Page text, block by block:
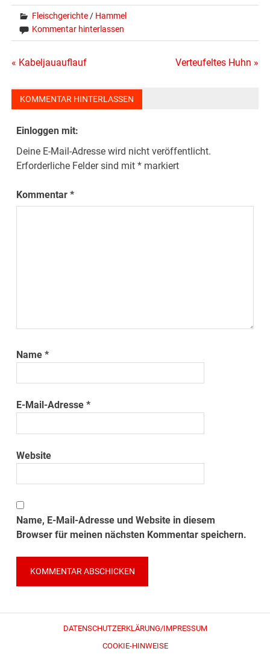
Fleischgerichte / Hammel
Kommentar hinterlassen
Beitragsnavigation
« Kabeljauauflauf Verteufeltes Huhn »
KOMMENTAR HINTERLASSEN
Einloggen mit:
Deine E-Mail-Adresse wird nicht veröffentlicht.
Erforderliche Felder sind mit* markiert
Kommentar*
Name*
E-Mail-Adresse*
Website
Name, E-Mail-Adresse und Website in diesem
Browser für meinen nächsten Kommentar speichern.
DATENSCHUTZERKLÄRUNG/IMPRESSUM
COOKIE-HINWEISE